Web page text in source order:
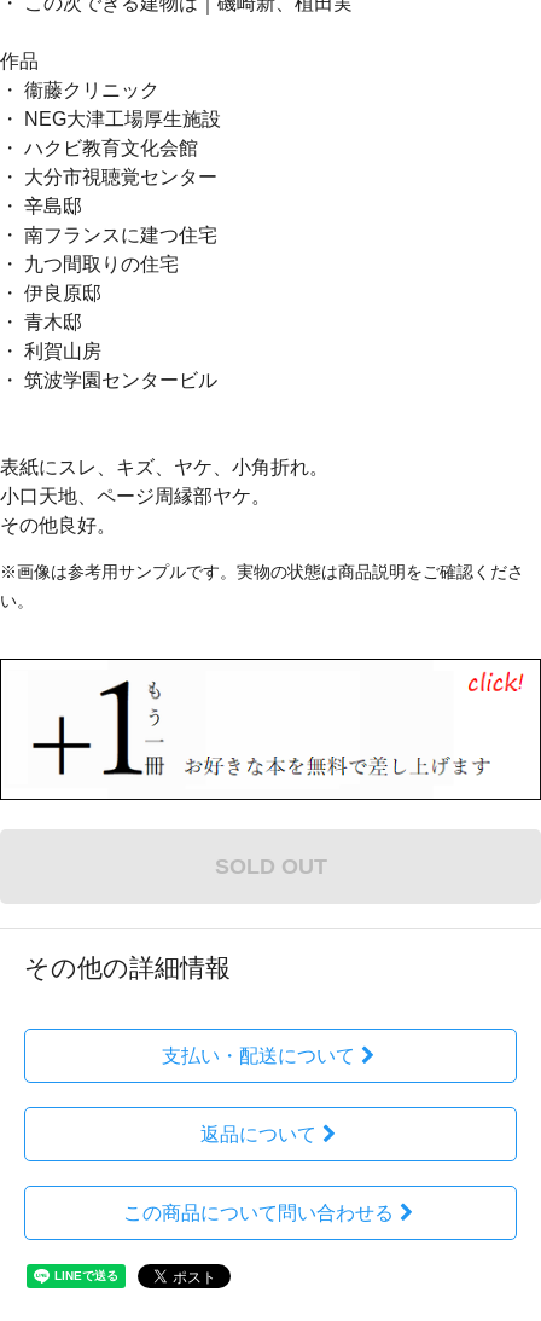
作品
・ 衞藤クリニック
・ NEG大津工場厚生施設
・ ハクビ教育文化会館
・ 大分市視聴覚センター
・ 辛島邸
・ 南フランスに建つ住宅
・ 九つ間取りの住宅
・ 伊良原邸
・ 青木邸
・ 利賀山房
・ 筑波学園センタービル
表紙にスレ、キズ、ヤケ、小角折れ。
小口天地、ページ周縁部ヤケ。
その他良好。
※画像は参考用サンプルです。実物の状態は商品説明をご確認くださ
い。
SOLD OUT
その他の詳細情報
支払い・配送について
返品について
この商品について問い合わせる